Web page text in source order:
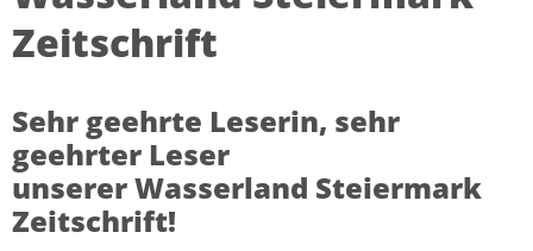
Zeitschrift
Sehr geehrte Leserin, sehr
geehrter Leser
unserer Wasserland Steiermark
Zeitschrift!